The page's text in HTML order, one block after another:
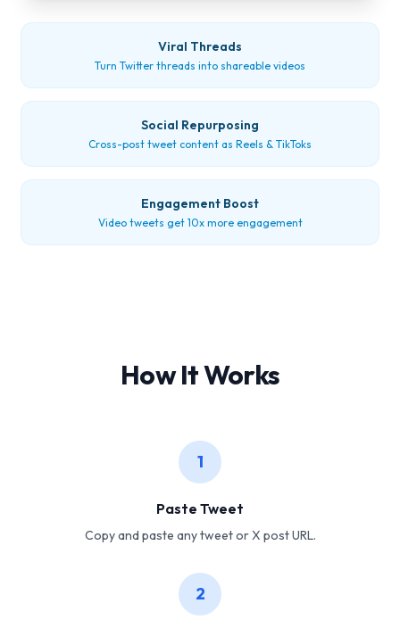
Viral Threads
Turn Twitter threads into shareable videos
Social Repurposing
Cross-post tweet content as Reels & TikToks
Engagement Boost
Video tweets get 10x more engagement
How It Works
1
Paste Tweet
Copy and paste any tweet or X post URL.
2